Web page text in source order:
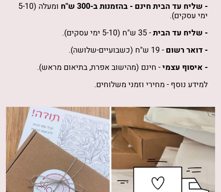
- שליח עד הבית חינם - בהזמנותב-300 ש"ח ומעלה (5-10
ימי עסקים).
- שליח עד הבית- 35 ש"ח (5-10 ימי עסקים).
- דואר רשום- 19 ש"ח (כשבועיים-שלושה).
- איסוף עצמי- חינם (מהישוב אפרת, בתיאום מראש).
למידע נוסף - מחירי וזמני משלוחים.